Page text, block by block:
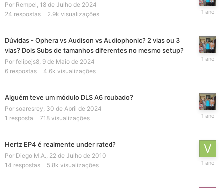
Por Rempel 18 de Julho de 2024
24 respostas 2.9k visualizações
Dúvidas - Ophera vs Audison vs Audiophonic? 2 vias ou 3
vias? Dois Subs de tamanhos diferentes no mesmo setup?
Por felipejs8 9 de Maio de 2024
6 respostas 4.6k visualizações
Alguém teve um módulo DLS A6 roubado?
Por soaresrey 30 de Abril de 2024
1 resposta 718 visualizações
Hertz EP4 é realmente under rated?
Por Diego M.A. 22 de Julho de 2010
14 respostas 5.8k visualizações